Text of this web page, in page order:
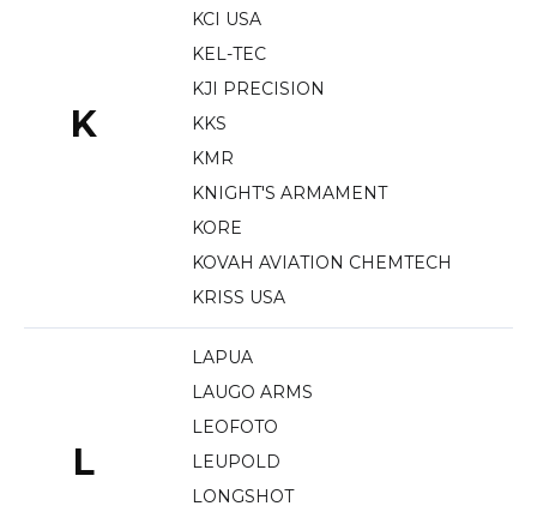
K
KCI USA
KEL-TEC
KJI PRECISION
KKS
KMR
KNIGHT'S ARMAMENT
KORE
KOVAH AVIATION CHEMTECH
KRISS USA
L
LAPUA
LAUGO ARMS
LEOFOTO
LEUPOLD
LONGSHOT